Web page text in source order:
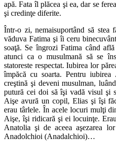
apă. Fata îl plăcea şi ea, dar se
şi credinţe diferite.
Într-o zi, nemaisuportând să stea
văduva Fatima şi îi ceru
soaţă. Se îngrozi Fatima când
atunci ca o musulmană să se
statoreste respectat. Iubirea lor
împăcă cu soarta. Pentru
creştină şi deveni musulman,
putură cei doi să îşi vadă visul şi
Aişe avură un copil, Elias şi îşi
erau târlele. În acele locuri mulţi
Aişe, îşi ridicară şi ei locuinţe.
Anatolia şi de aceea aşezarea
Anadolchioi (Anadalchioi)…